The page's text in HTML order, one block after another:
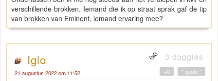
verschillende brokken. Iemand die ik op straat sprak gaf de tip
van brokken van Eminent, iemand ervaring mee?
Iglo 3 doggies
21 augustus 2022 om 11:52 " quote "
+0